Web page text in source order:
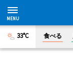
33°C 食べる